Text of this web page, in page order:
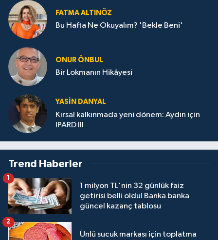
FATMA ALTINÖZ
Bu Hafta Ne Okuyalım? 'Bekle Beni'
ONUR ÖNBUL
Bir Lokmanın Hikâyesi
YASIN DANYAL
Kırsal kalkınmada yeni dönem: Aydın için
IPARD III
Trend Haberler
1 milyon TL'nin 32 günlük faiz
getirisi belli oldu! Banka banka
güncel kazanç tablosu
1
Ünlü sucuk markası için toplatma
2